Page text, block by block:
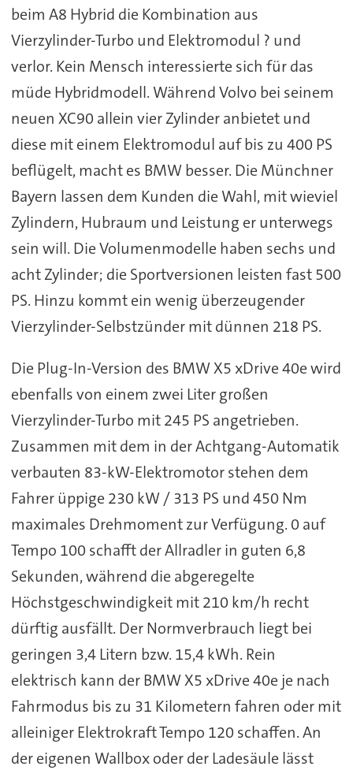
beim A8 Hybrid die Kombination aus
Vierzylinder-Turbo und Elektromodul ? und
verlor. Kein Mensch interessierte sich für das
müde Hybridmodell. Während Volvo bei seinem
neuen XC90 allein vier Zylinder anbietet und
diese mit einem Elektromodul auf bis zu 400 PS
beflügelt, macht es BMW besser. Die Münchner
Bayern lassen dem Kunden die Wahl, mit wieviel
Zylindern, Hubraum und Leistung er unterwegs
sein will. Die Volumenmodelle haben sechs und
acht Zylinder; die Sportversionen leisten fast 500
PS. Hinzu kommt ein wenig überzeugender
Vierzylinder-Selbstzünder mit dünnen 218 PS.
Die Plug-In-Version des BMW X5 xDrive 40e wird
ebenfalls von einem zwei Liter großen
Vierzylinder-Turbo mit 245 PS angetrieben.
Zusammen mit dem in der Achtgang-Automatik
verbauten 83-kW-Elektromotor stehen dem
Fahrer üppige 230 kW / 313 PS und 450 Nm
maximales Drehmoment zur Verfügung. 0 auf
Tempo 100 schafft der Allradler in guten 6,8
Sekunden, während die abgeregelte
Höchstgeschwindigkeit mit 210 km/h recht
dürftig ausfällt. Der Normverbrauch liegt bei
geringen 3,4 Litern bzw. 15,4 kWh. Rein
elektrisch kann der BMW X5 xDrive 40e je nach
Fahrmodus bis zu 31 Kilometern fahren oder mit
alleiniger Elektrokraft Tempo 120 schaffen. An
der eigenen Wallbox oder der Ladesäule lässt